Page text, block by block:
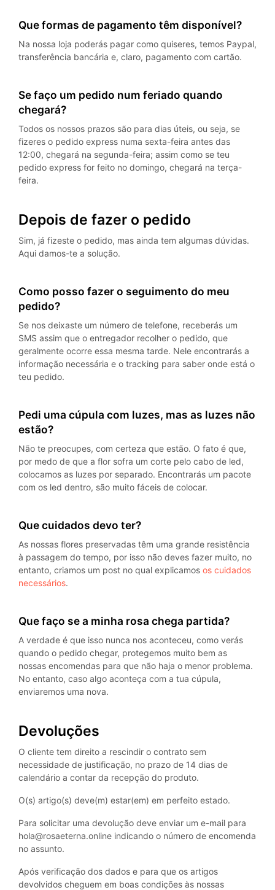
Que formas de pagamento têm disponível?
Na nossa loja poderás pagar como quiseres, temos Paypal,
transferência bancária e, claro, pagamento com cartão.
Se faço um pedido num feriado quando
chegará?
Todos os nossos prazos são para dias úteis, ou seja, se
fizeres o pedido express numa sexta-feira antes das
12:00, chegará na segunda-feira; assim como se teu
pedido express for feito no domingo, chegará na terça-
feira.
Depois de fazer o pedido
Sim, já fizeste o pedido, mas ainda tem algumas dúvidas.
Aqui damos-te a solução.
Como posso fazer o seguimento do meu
pedido?
Se nos deixaste um número de telefone, receberás um
SMS assim que o entregador recolher o pedido, que
geralmente ocorre essa mesma tarde. Nele encontrarás a
informação necessária e o tracking para saber onde está o
teu pedido.
Pedi uma cúpula com luzes, mas as luzes não
estão?
Não te preocupes, com certeza que estão. O fato é que,
por medo de que a flor sofra um corte pelo cabo de led,
colocamos as luzes por separado. Encontrarás um pacote
com os led dentro, são muito fáceis de colocar.
Que cuidados devo ter?
As nossas flores preservadas têm uma grande resistência
à passagem do tempo, por isso não deves fazer muito, no
entanto, criamos um post no qual explicamos os cuidados
necessários.
Que faço se a minha rosa chega partida?
A verdade é que isso nunca nos aconteceu, como verás
quando o pedido chegar, protegemos muito bem as
nossas encomendas para que não haja o menor problema.
No entanto, caso algo aconteça com a tua cúpula,
enviaremos uma nova.
Devoluções
O cliente tem direito a rescindir o contrato sem
necessidade de justificação, no prazo de 14 dias de
calendário a contar da recepção do produto.
O(s) artigo(s) deve(m) estar(em) em perfeito estado.
Para solicitar uma devolução deve enviar um e-mail para
hola@rosaeterna.online indicando o número de encomenda
no assunto.
Após verificação dos dados e para que os artigos
devolvidos cheguem em boas condições às nossas